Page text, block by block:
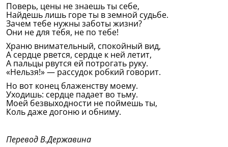
Поверь, цены не знаешь ты себе,
Найдешь лишь горе ты в земной судьбе.
Зачем тебе нужны заботы жизни?
Они не для тебя, не по тебе!
Храню внимательный, спокойный вид,
А сердце рвется, сердце к ней летит,
А пальцы рвутся ей потрогать руку.
«Нельзя!» — рассудок робкий говорит.
Но вот конец блаженству моему.
Уходишь: сердце падает во тьму.
Моей безвыходности не поймешь ты,
Коль даже догоню и обниму.
Перевод В.Державина